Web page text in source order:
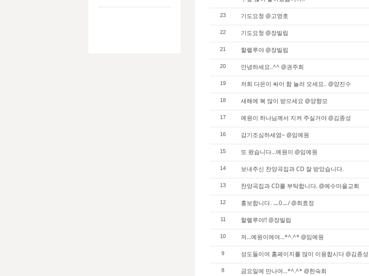
23 기도요청 @고영호
22 기도요청 @장빌립
21 할렐루야 @장빌립
20 안녕하세요..^^ @권주희
19 저희 다은이 싸이 함 놀러 오세요.. @양진수
18 새해에 복 많이 받으세요 @양향모
17 예원이 하나님께서 지켜 주실거야 @김종성
16 감기조심하세염~ @임예원
15 또 왔습니다...예원이 @임예원
14 보내주신 찬양곡집과 CD 잘 받았습니다.
13 찬양곡집과 CD를 부탁합니다. @예수마을교회
12 홍보합니다. ㅡ0ㅡ/ @최효정
11 할렐루야!! @장빌립
10 저...예원이에여...*^.^* @임예원
9 성도들이여 홈페이지를 많이 이용합시다 @김종성
8 금요일에 만나여...*^.^* @한숙희